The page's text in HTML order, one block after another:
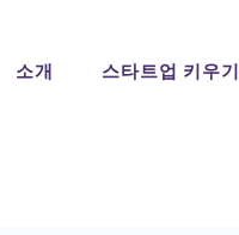
소개 스타트업 키우기